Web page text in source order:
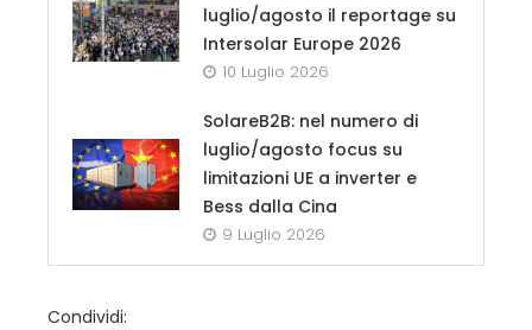
luglio/agosto il reportage su
Intersolar Europe 2026
10 Luglio 2026
SolareB2B: nel numero di
luglio/agosto focus su
limitazioni UE a inverter e
Bess dalla Cina
9 Luglio 2026
Condividi: